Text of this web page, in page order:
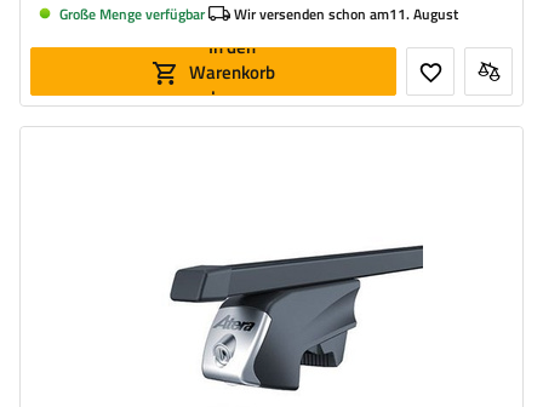
Große Menge verfügbar Wir versenden schon am11. August
In den
Warenkorb
legen